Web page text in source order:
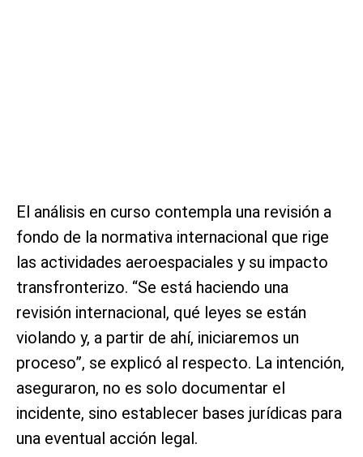
El análisis en curso contempla una revisión a
fondo de la normativa internacional que rige
las actividades aeroespaciales y su impacto
transfronterizo. “Se está haciendo una
revisión internacional, qué leyes se están
violando y, a partir de ahí, iniciaremos un
proceso”, se explicó al respecto. La intención,
aseguraron, no es solo documentar el
incidente, sino establecer bases jurídicas para
una eventual acción legal.